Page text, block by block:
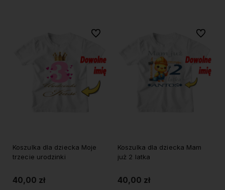
Koszulka dla dziecka Moje
trzecie urodzinki
40,00 zł
Do ulubionych
Koszulka dla dziecka Mam
już 2 latka
40,00 zł
Do